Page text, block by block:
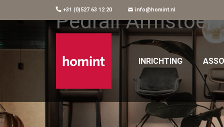
+31 (0)527 63 12 20 info@homint.nl
INRICHTING
Pedrali Armstoel